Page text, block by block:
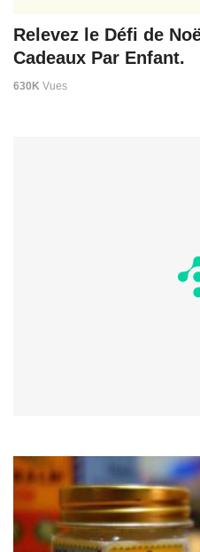
Relevez le Défi de
Cadeaux Par Enfant.
630K Vues